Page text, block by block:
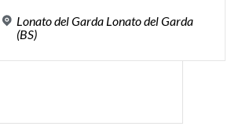
Lonato del Garda Lonato del Garda
(BS)